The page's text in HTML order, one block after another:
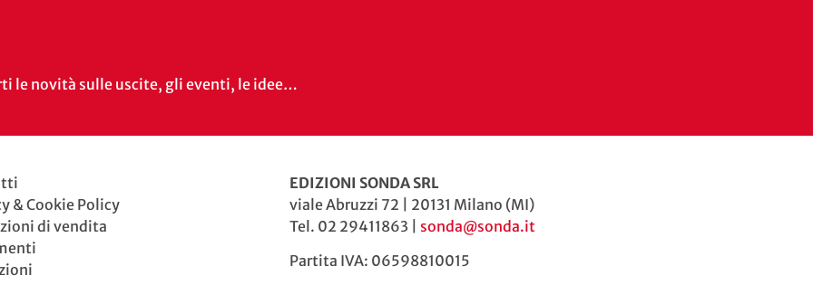
le novità sulle uscite, gli eventi, le idee…
& Cookie Policy
di vendita
EDIZIONI SONDA SRL
viale Abruzzi 72 | 20131 Milano (MI)
Tel. 02 29411863 | sonda@sonda.it
Partita IVA: 06598810015